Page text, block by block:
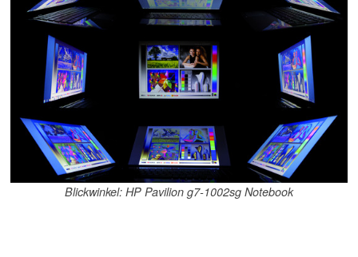
Blickwinkel: HP Pavilion g7-1002sg Notebook